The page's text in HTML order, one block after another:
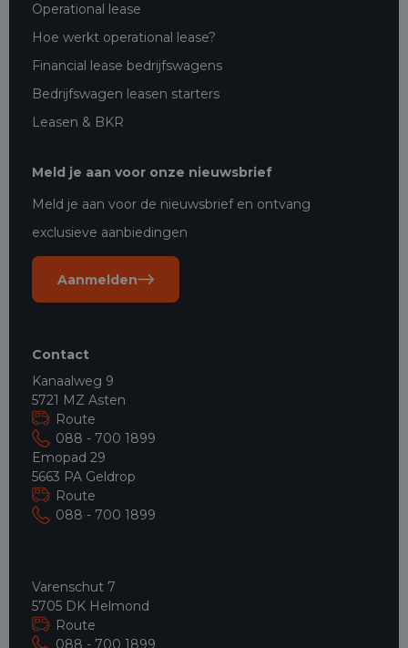
Operational lease
Hoe werkt operational lease?
Financial lease bedrijfswagens
Bedrijfswagen leasen starters
Leasen & BKR
Meld je aan voor onze nieuwsbrief
Meld je aan voor de nieuwsbrief en ontvang
exclusieve aanbiedingen
Aanmelden
Contact
Kanaalweg 9
5721 MZ Asten
Route
088 - 700 1899
Emopad 29
5663 PA Geldrop
Route
088 - 700 1899
Varenschut 7
5705 DK Helmond
Route